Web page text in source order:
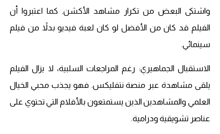
واشتكى البعض من تكرار مشاهد الأكشن. كما اعتبروا أن
الفيلم قد كان من الأفضل لو كان لعبة فيديو بدلاً من فيلم
سينمائي.
الاستقبال الجماهيري: رغم المراجعات السلبية، لا يزال الفيلم
يلقى مشاهدة عبر منصة نتفليكس. فهو يجذب محبي الخيال
العلمي والمشاهدين الذين يستمتعون بالأفلام التي تحتوي على
عناصر تشويقية ودرامية.